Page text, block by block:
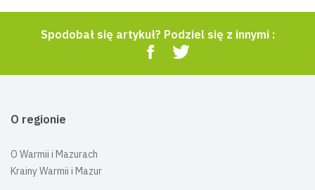
Spodobał się artykuł? Podziel się z innymi :
O regionie
O Warmii i Mazurach
Krainy Warmii i Mazur